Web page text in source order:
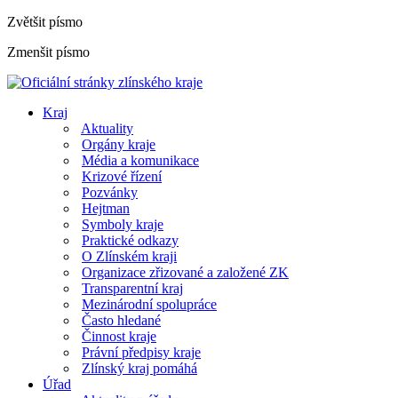
Zvětšit písmo
Zmenšit písmo
Kraj
Aktuality
Orgány kraje
Média a komunikace
Krizové řízení
Pozvánky
Hejtman
Symboly kraje
Praktické odkazy
O Zlínském kraji
Organizace zřizované a založené ZK
Transparentní kraj
Mezinárodní spolupráce
Často hledané
Činnost kraje
Právní předpisy kraje
Zlínský kraj pomáhá
Úřad